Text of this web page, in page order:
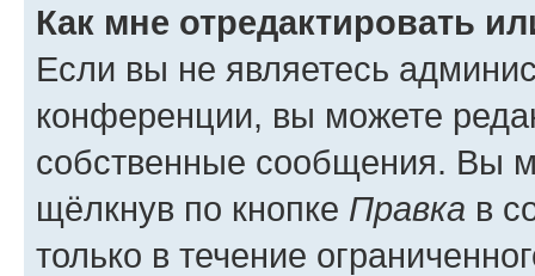
Как мне отредактировать
Если вы не являетесь
конференции, вы можете
собственные сообщения. Вы
щёлкнув по кнопке Правка в
только в течение